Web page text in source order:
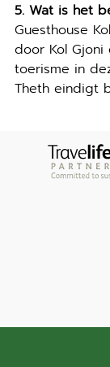
5. Wat is het
Guesthouse
door Kol Gjoni
toerisme in
Theth eindigt